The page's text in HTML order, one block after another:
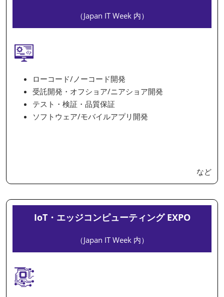
（Japan IT Week 内）
ローコード/ノーコード開発
受託開発・オフショア/ニアショア開発
テスト・検証・品質保証
ソフトウェア/モバイルアプリ開発
など
IoT・エッジコンピューティング EXPO
（Japan IT Week 内）